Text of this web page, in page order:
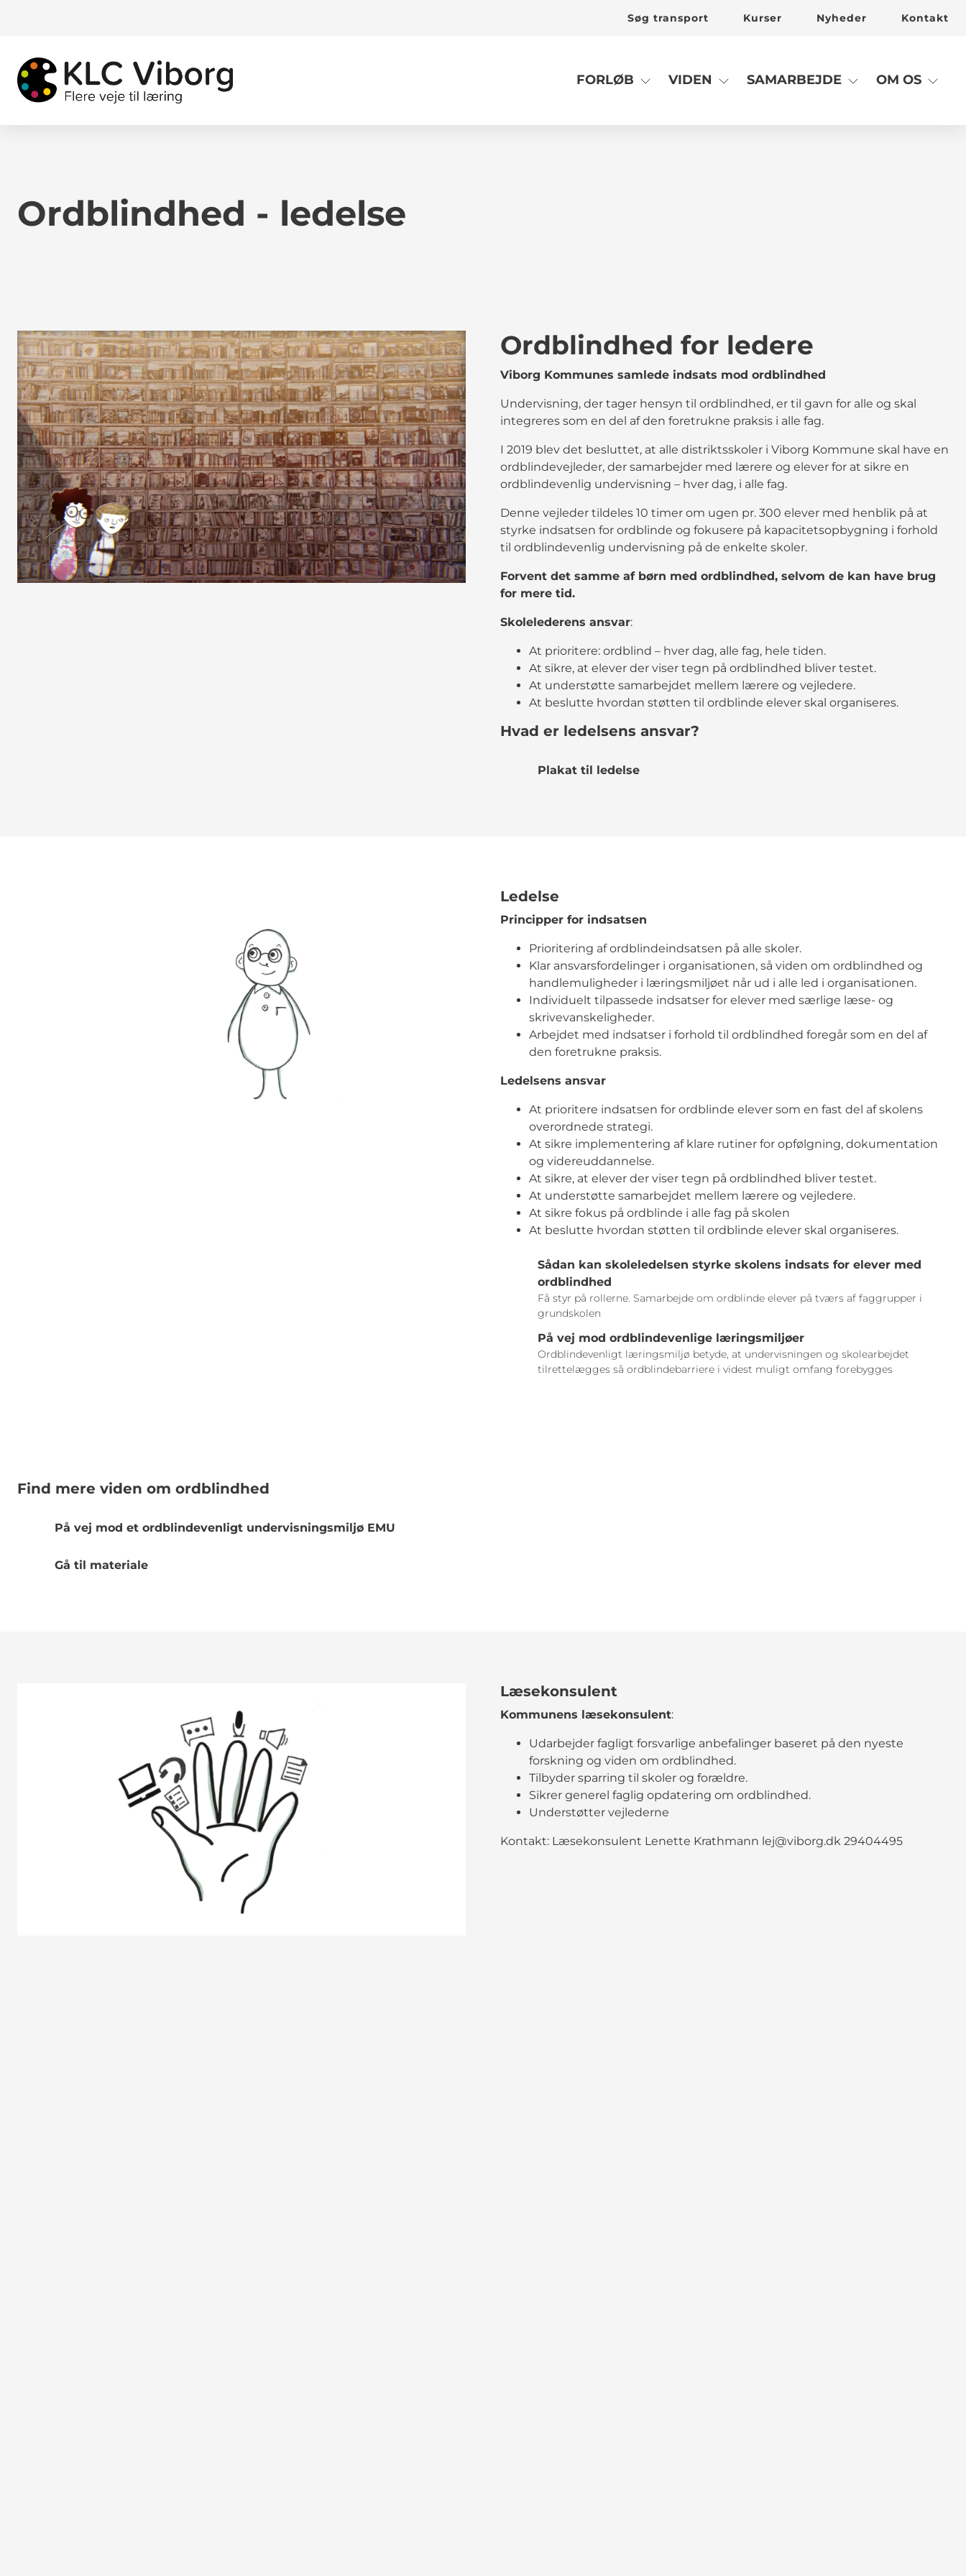
Søg transport Kurser Nyheder Kontakt
FORLØB VIDEN SAMARBEJDE OM OS
Ordblindhed - ledelse
Ordblindhed for ledere
Viborg Kommunes samlede indsats mod ordblindhed
Undervisning, der tager hensyn til ordblindhed, er til gavn for alle og skal
integreres som en del af den foretrukne praksis i alle fag.
I 2019 blev det besluttet, at alle distriktsskoler i Viborg Kommune skal have en
ordblindevejleder, der samarbejder med lærere og elever for at sikre en
ordblindevenlig undervisning – hver dag, i alle fag.
Denne vejleder tildeles 10 timer om ugen pr. 300 elever med henblik på at
styrke indsatsen for ordblinde og fokusere på kapacitetsopbygning i forhold
til ordblindevenlig undervisning på de enkelte skoler.
Forvent det samme af børn med ordblindhed, selvom de kan have brug
for mere tid.
Skolelederens ansvar:
At prioritere: ordblind – hver dag, alle fag, hele tiden.
At sikre, at elever der viser tegn på ordblindhed bliver testet.
At understøtte samarbejdet mellem lærere og vejledere.
At beslutte hvordan støtten til ordblinde elever skal organiseres.
Hvad er ledelsens ansvar?
Plakat til ledelse
Ledelse
Principper for indsatsen
Prioritering af ordblindeindsatsen på alle skoler.
Klar ansvarsfordelinger i organisationen, så viden om ordblindhed og
handlemuligheder i læringsmiljøet når ud i alle led i organisationen.
Individuelt tilpassede indsatser for elever med særlige læse- og
skrivevanskeligheder.
Arbejdet med indsatser i forhold til ordblindhed foregår som en del af
den foretrukne praksis.
Ledelsens ansvar
At prioritere indsatsen for ordblinde elever som en fast del af skolens
overordnede strategi.
At sikre implementering af klare rutiner for opfølgning, dokumentation
og videreuddannelse.
At sikre, at elever der viser tegn på ordblindhed bliver testet.
At understøtte samarbejdet mellem lærere og vejledere.
At sikre fokus på ordblinde i alle fag på skolen
At beslutte hvordan støtten til ordblinde elever skal organiseres.
Sådan kan skoleledelsen styrke skolens indsats for elever med
ordblindhed
Få styr på rollerne. Samarbejde om ordblinde elever på tværs af faggrupper i
grundskolen
På vej mod ordblindevenlige læringsmiljøer
Ordblindevenligt læringsmiljø betyde, at undervisningen og skolearbejdet
tilrettelægges så ordblindebarriere i videst muligt omfang forebygges
Find mere viden om ordblindhed
På vej mod et ordblindevenligt undervisningsmiljø EMU
Gå til materiale
Læsekonsulent
Kommunens læsekonsulent:
Udarbejder fagligt forsvarlige anbefalinger baseret på den nyeste
forskning og viden om ordblindhed.
Tilbyder sparring til skoler og forældre.
Sikrer generel faglig opdatering om ordblindhed.
Understøtter vejlederne
Kontakt: Læsekonsulent Lenette Krathmann lej@viborg.dk 29404495